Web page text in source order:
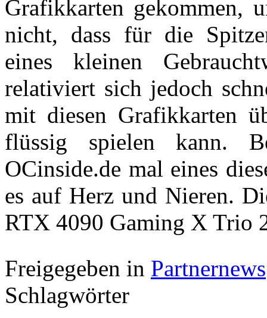
Grafikkarten gekommen,
nicht, dass für die
eines kleinen
relativiert sich jedoch
mit diesen Grafikkarten
flüssig spielen kann.
OCinside.de mal eines
es auf Herz und Nieren.
RTX 4090 Gaming X Trio
Freigegeben in Partnernews
Schlagwörter